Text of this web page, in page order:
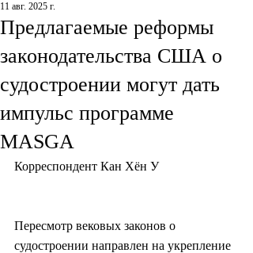
Предлагаемые реформы
законодательства США о
судостроении могут дать
импульс программе
MASGA
11 авг. 2025 г.
Корреспондент Кан Хён У
Пересмотр вековых законов о
судостроении направлен на укрепление